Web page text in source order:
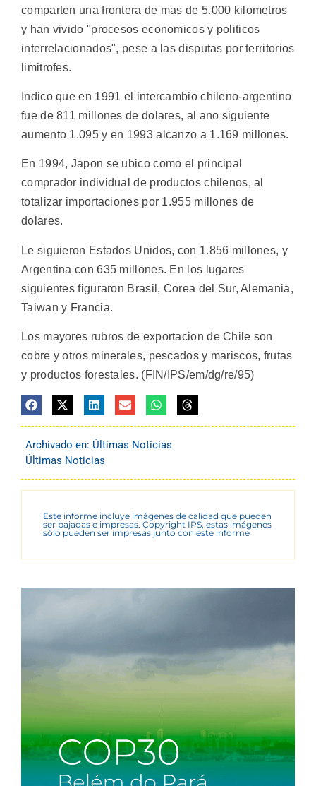
comparten una frontera de mas de 5.000 kilometros
y han vivido "procesos economicos y politicos
interrelacionados", pese a las disputas por territorios
limitrofes.
Indico que en 1991 el intercambio chileno-argentino
fue de 811 millones de dolares, al ano siguiente
aumento 1.095 y en 1993 alcanzo a 1.169 millones.
En 1994, Japon se ubico como el principal
comprador individual de productos chilenos, al
totalizar importaciones por 1.955 millones de
dolares.
Le siguieron Estados Unidos, con 1.856 millones, y
Argentina con 635 millones. En los lugares
siguientes figuraron Brasil, Corea del Sur, Alemania,
Taiwan y Francia.
Los mayores rubros de exportacion de Chile son
cobre y otros minerales, pescados y mariscos, frutas
y productos forestales. (FIN/IPS/em/dg/re/95)
Archivado en: Últimas Noticias
Últimas Noticias
Este informe incluye imágenes de calidad que pueden
ser bajadas e impresas. Copyright IPS, estas imágenes
sólo pueden ser impresas junto con este informe